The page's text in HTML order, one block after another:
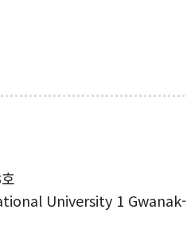
University 1 Gwanak-